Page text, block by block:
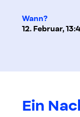
Wann?
12. Februar,
Ein